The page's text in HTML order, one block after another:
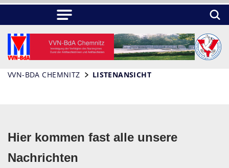
VVN-BDA CHEMNITZ LISTENANSICHT
Hier kommen fast alle unsere
Nachrichten